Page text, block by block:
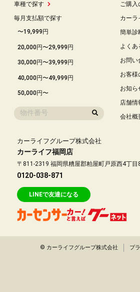
車種で探す
毎月支払額で探す
〜19,999円
20,000円〜29,999円
30,000円〜39,999円
40,000円〜49,999円
50,000円〜
ご購入
カーラ
簡単診
よくあ
お問い
お客様
お知ら
店舗情
会社概
カーライフグループ株式会社
カーライフ福岡店
〒811-2319 福岡県糟屋郡粕屋町戸原西4丁目
0120-038-871
LINEで友達になる
© カーライフグループ株式会社 プ